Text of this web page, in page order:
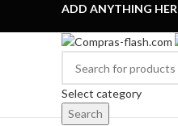
ADD ANYTHING
Select category
Search